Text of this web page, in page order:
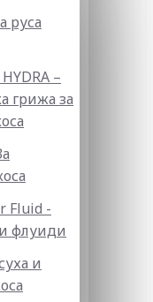
руса
–
грижа за
Fluid -
флуиди
и